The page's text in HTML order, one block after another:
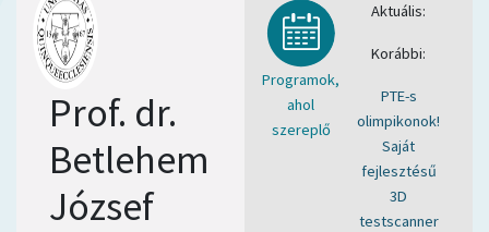
Prof. dr.
Betlehem
József
Programok,
ahol
szereplő
Aktuális:
Korábbi:
PTE-s
olimpikonok!
Saját
fejlesztésű
3D
testscanner